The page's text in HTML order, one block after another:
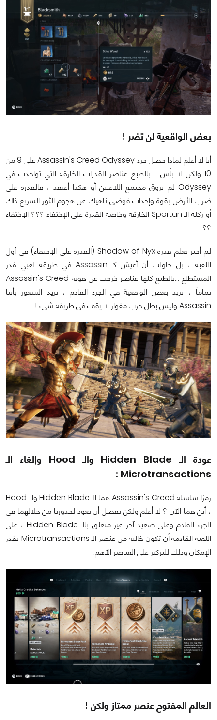
بعض الواقعية لن تضر !
أنا لا أعلم لماذا حصل جزء Assassin's Creed Odyssey على 9 من
10 ولكن لا بأس ، بالطبع عناصر القدرات الخارقة التي تواجدت في
Odyssey لم تروق مجتمع اللاعبين أو هكذا أعتقد ، فالقدرة على
ضرب الأرض بقوة وإحداث فوضى ناهيك عن هجوم الثور السريع ذاك
أو ركلة الـ Spartan الخارقة وخاصة القدرة على الإختفاء ؟؟؟ الإختفاء
؟؟
لم أختر تعلم قدرة Shadow of Nyx (القدرة على الإختفاء) في أول
اللعبة ، بل حاولت أن أعيش كـ Assassin في طريقة لعبي قدر
المستطاع ...بالطبع كلها عناصر خرجت عن هوية Assassin's Creed
تماماً ، نريد بعض الواقعية في الجزء القادم ، نريد الشعور بأننا
Assassin وليس بطل حرب مغوار لا يقف في طريقه شيء !
عودة الـ Hidden Blade والـ Hood وإلغاء الـ
Microtransactions :
رمزا سلسلة Assassin's Creed هما الـ Hidden Blade والـ Hood
، أين هما الآن ؟ لا أعلم ولكن يفضل أن نعود لجذورنا من خلالهما في
الجزء القادم وعلى صعيد آخر غير متعلق بالـ Hidden Blade ، على
اللعبة القادمة أن تكون خالية من عنصر الـ Microtransactions بقدر
الإمكان وذلك للتركيز على العناصر الأهم.
العالم المفتوح عنصر ممتاز ولكن !